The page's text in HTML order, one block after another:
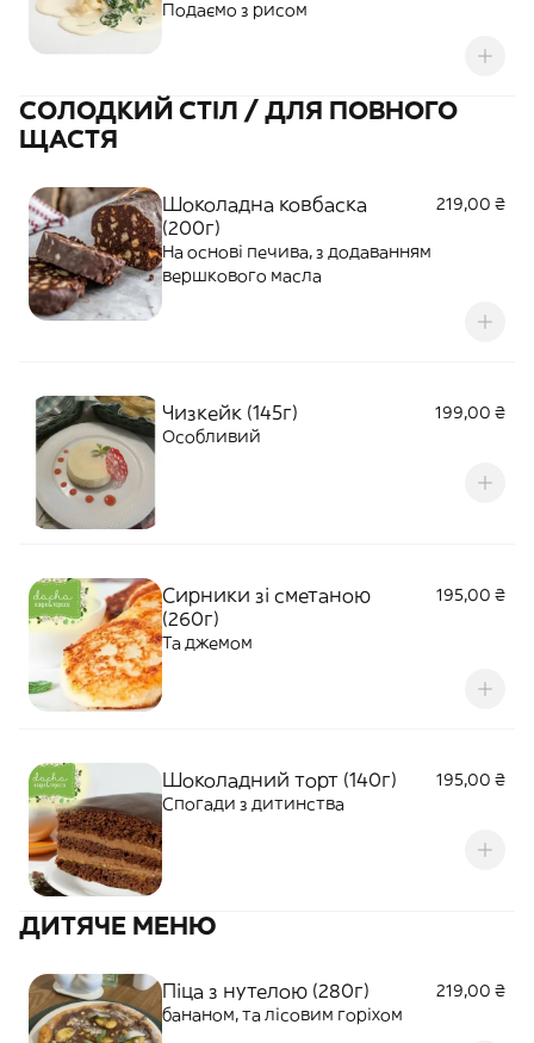
Подаємо з рисом
СОЛОДКИЙ СТІЛ / ДЛЯ ПОВНОГО
ЩАСТЯ
Шоколадна ковбаска
(200г)
219,00 ₴
На основі печива, з додаванням
вершкового масла
Чизкейк (145г)
199,00 ₴
Особливий
Сирники зі сметаною
(260г)
195,00 ₴
Та джемом
Шоколадний торт (140г)
195,00 ₴
Спогади з дитинства
ДИТЯЧЕ МЕНЮ
Піца з нутелою (280г)
219,00 ₴
бананом, та лісовим горіхом